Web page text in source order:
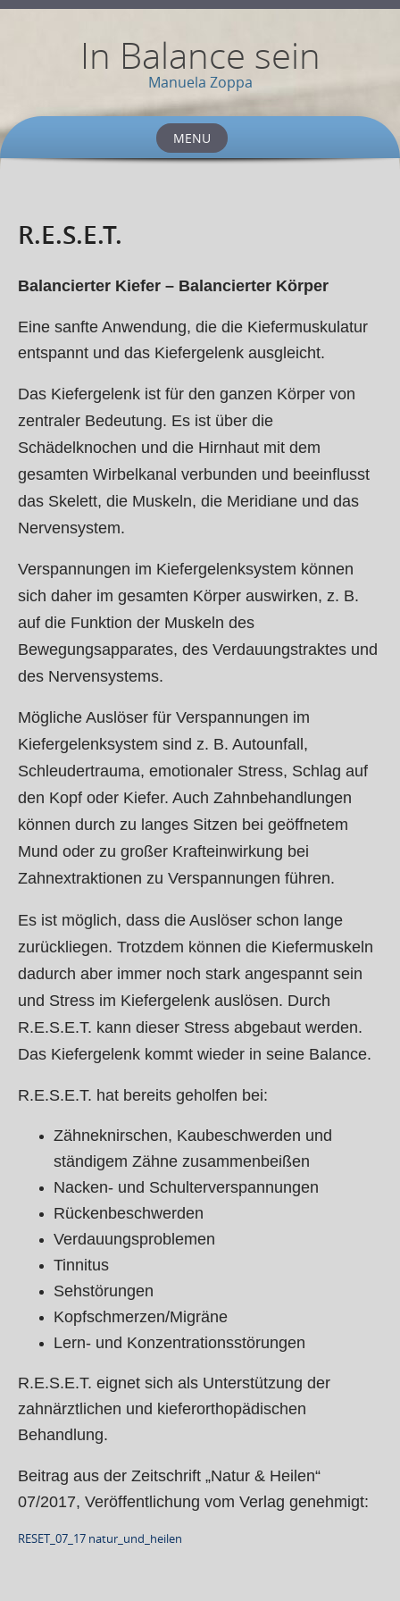
In Balance sein
Manuela Zoppa
MENU
R.E.S.E.T.
Balancierter Kiefer – Balancierter Körper
Eine sanfte Anwendung, die die Kiefermuskulatur
entspannt und das Kiefergelenk ausgleicht.
Das Kiefergelenk ist für den ganzen Körper von
zentraler Bedeutung. Es ist über die
Schädelknochen und die Hirnhaut mit dem
gesamten Wirbelkanal verbunden und beeinflusst
das Skelett, die Muskeln, die Meridiane und das
Nervensystem.
Verspannungen im Kiefergelenksystem können
sich daher im gesamten Körper auswirken, z. B.
auf die Funktion der Muskeln des
Bewegungsapparates, des Verdauungstraktes und
des Nervensystems.
Mögliche Auslöser für Verspannungen im
Kiefergelenksystem sind z. B. Autounfall,
Schleudertrauma, emotionaler Stress, Schlag auf
den Kopf oder Kiefer. Auch Zahnbehandlungen
können durch zu langes Sitzen bei geöffnetem
Mund oder zu großer Krafteinwirkung bei
Zahnextraktionen zu Verspannungen führen.
Es ist möglich, dass die Auslöser schon lange
zurückliegen. Trotzdem können die Kiefermuskeln
dadurch aber immer noch stark angespannt sein
und Stress im Kiefergelenk auslösen. Durch
R.E.S.E.T. kann dieser Stress abgebaut werden.
Das Kiefergelenk kommt wieder in seine Balance.
R.E.S.E.T. hat bereits geholfen bei:
Zähneknirschen, Kaubeschwerden und
ständigem Zähne zusammenbeißen
Nacken- und Schulterverspannungen
Rückenbeschwerden
Verdauungsproblemen
Tinnitus
Sehstörungen
Kopfschmerzen/Migräne
Lern- und Konzentrationsstörungen
R.E.S.E.T. eignet sich als Unterstützung der
zahnärztlichen und kieferorthopädischen
Behandlung.
Beitrag aus der Zeitschrift „Natur & Heilen“
07/2017, Veröffentlichung vom Verlag genehmigt:
RESET_07_17 natur_und_heilen